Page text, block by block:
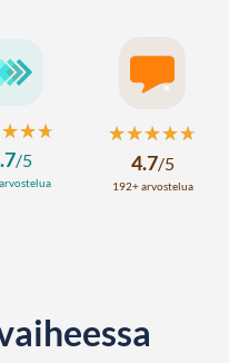
/5
★★★★★
★★★★★
4.7/5
192+ arvostelua